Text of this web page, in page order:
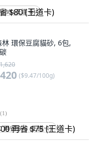
(王道卡)
林 環保豆腐貓砂, 6包,
($9.47/100g)
(1)
再省 $75 (王道卡)